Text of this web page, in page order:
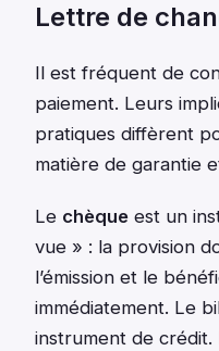
Lettre de
Il est fréquent de
paiement. Leurs
pratiques diffèrent
matière de garantie
Le chèque est un
vue » : la provision
l’émission et le
immédiatement. Le
instrument de